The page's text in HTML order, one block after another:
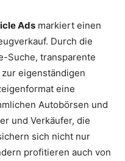
Ads markiert einen
Durch die
Suche, transparente
eigenständigen
eine
Autobörsen und
und Verkäufer, die
sich nicht nur
profitieren auch von